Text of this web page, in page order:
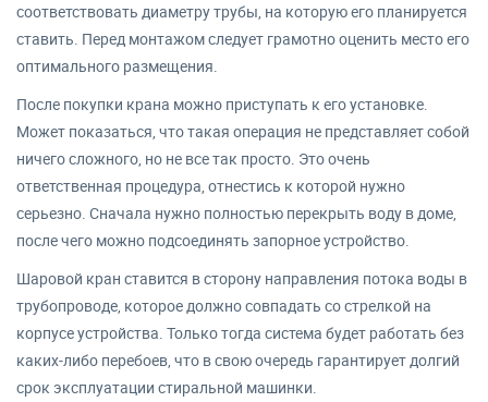
соответствовать диаметру трубы, на которую его планируется
ставить. Перед монтажом следует грамотно оценить место его
оптимального размещения.
После покупки крана можно приступать к его установке.
Может показаться, что такая операция не представляет собой
ничего сложного, но не все так просто. Это очень
ответственная процедура, отнестись к которой нужно
серьезно. Сначала нужно полностью перекрыть воду в доме,
после чего можно подсоединять запорное устройство.
Шаровой кран ставится в сторону направления потока воды в
трубопроводе, которое должно совпадать со стрелкой на
корпусе устройства. Только тогда система будет работать без
каких-либо перебоев, что в свою очередь гарантирует долгий
срок эксплуатации стиральной машинки.